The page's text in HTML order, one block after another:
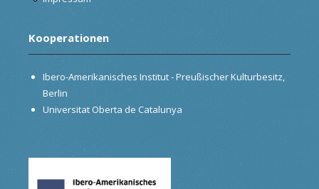
Kooperationen
Ibero-Amerikanisches Institut - Preußischer Kulturbesitz,
Berlin
Universitat Oberta de Catalunya